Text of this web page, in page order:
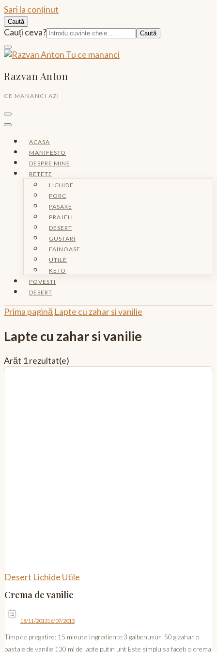
Sari la conținut
Caută
Caută:
Cauți ceva?
Razvan Anton
CE MANANCI AZI
ACASA
MANIFESTO
DESPRE MINE
RETETE
LICHIDE
PORC
PASARE
PRAJELI
DESERT
GUSTARI
FAINOASE
UTILE
KETO
POVESTI
DESERT
Prima pagină Lapte cu zahar si vanilie
Lapte cu zahar si vanilie
Arăt 1 rezultat(e)
Desert Lichide Utile
Crema de vanilie
18/11/201316/07/2013
Timp de pregatire: 15 minute Ingrediente:3 galbenusuri 50 g zahar o
pastaie de vanilie 130 ml de lapte putin unt Este simplu sa faceti o crema